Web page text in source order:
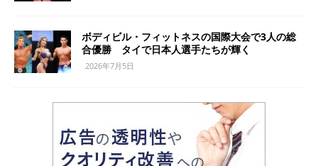
ボディビル・フィットネスの国際大会で3人の総
合優勝 タイで日本人選手たちが輝く
2026年7月5日